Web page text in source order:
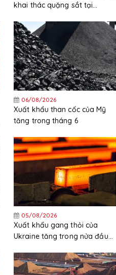
khai thác quặng sắt tại
06/08/2026
Xuất khẩu than cốc của Mỹ
tăng trong tháng 6
05/08/2026
Xuất khẩu gang thỏi của
Ukraine tăng trong nửa đầu